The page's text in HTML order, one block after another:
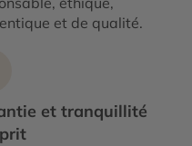
et de qualité.
et tranquillité